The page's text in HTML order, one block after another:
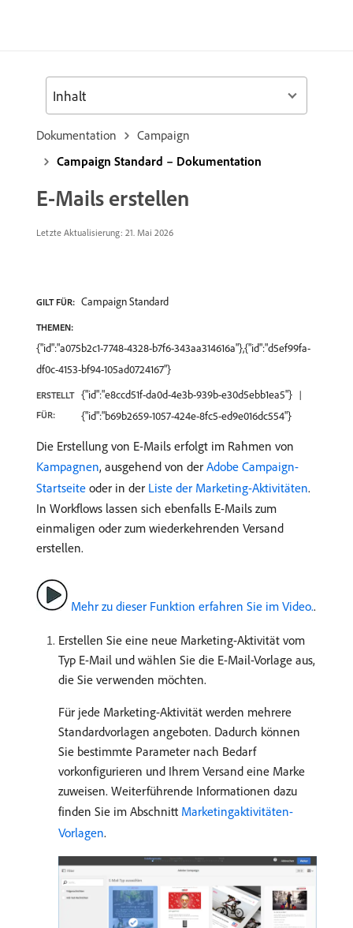
Dokumentation
Campaign
Campaign Standard – Dokumentation
E-Mails erstellen
Letzte Aktualisierung: 21. Mai 2026
GILT FÜR: Campaign Standard
THEMEN:
{"id":"a075b2c1-7748-4328-b7f6-343aa314616a"},{"id":"d5ef99fa-
df0c-4153-bf94-105ad0724167"}
ERSTELLT
FÜR:
{"id":"e8ccd51f-da0d-4e3b-939b-e30d5ebb1ea5"}
{"id":"b69b2659-1057-424e-8fc5-ed9e016dc554"}
Die Erstellung von E-Mails erfolgt im Rahmen von
Kampagnen, ausgehend von der Adobe Campaign-
Startseite oder in der Liste der Marketing-Aktivitäten.
In Workflows lassen sich ebenfalls E-Mails zum
einmaligen oder zum wiederkehrenden Versand
erstellen.
Mehr zu dieser Funktion erfahren Sie im Video..
Erstellen Sie eine neue Marketing-Aktivität vom
Typ E-Mail und wählen Sie die E-Mail-Vorlage aus,
die Sie verwenden möchten.
Für jede Marketing-Aktivität werden mehrere
Standardvorlagen angeboten. Dadurch können
Sie bestimmte Parameter nach Bedarf
vorkonfigurieren und Ihrem Versand eine Marke
zuweisen. Weiterführende Informationen dazu
finden Sie im Abschnitt Marketingaktivitäten-
Vorlagen.
Inhalt